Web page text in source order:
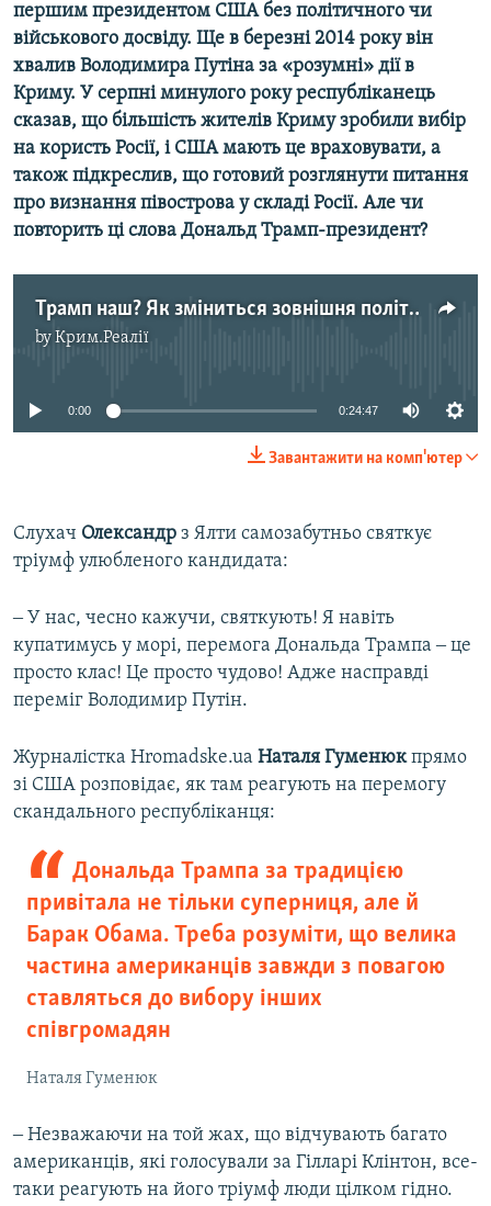
першим президентом США без політичного чи
військового досвіду. Ще в березні 2014 року він
хвалив Володимира Путіна за «розумні» дії в
Криму. У серпні минулого року республіканець
сказав, що більшість жителів Криму зробили вибір
на користь Росії, і США мають це враховувати, а
також підкреслив, що готовий розглянути питання
про визнання півострова у складі Росії. Але чи
повторить ці слова Дональд Трамп-президент?
Трамп наш? Як зміниться зовнішня політика США з новим президентом?
byКрим.Реалії
0:00 0:24:47
Завантажити на комп'ютер
Слухач Олександр з Ялти самозабутньо святкує
тріумф улюбленого кандидата:
‒ У нас, чесно кажучи, святкують! Я навіть
купатимусь у морі, перемога Дональда Трампа ‒ це
просто клас! Це просто чудово! Адже насправді
переміг Володимир Путін.
Журналістка Hromadske.ua Наталя Гуменюкпрямо
зі США розповідає, як там реагують на перемогу
скандального республіканця:
Дональда Трампа за традицією
привітала не тільки суперниця, але й
Барак Обама. Треба розуміти, що велика
частина американців завжди з повагою
ставляться до вибору інших
співгромадян
Наталя Гуменюк
‒ Незважаючи на той жах, що відчувають багато
американців, які голосували за Гілларі Клінтон, все-
таки реагують на його тріумф люди цілком гідно.